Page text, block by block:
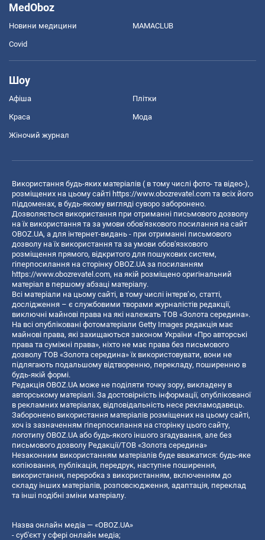
MedOboz
Новини медицини MAMACLUB
Covid
Шоу
Афіша Плітки
Краса Мода
Жіночий журнал
Використання будь-яких матеріалів ( в тому числі фото- та відео-),
розміщених на цьому сайті https://www.obozrevatel.com та всіх його
піддоменах, в будь-якому вигляді суворо заборонено.
Дозволяється використання при отриманні письмового дозволу
на їх використання та за умови обов'язкового посилання на сайт
OBOZ.UA, а для інтернет-видань - при отриманні письмового
дозволу на їх використання та за умови обов'язкового
розміщення прямого, відкритого для пошукових систем,
гіперпосилання на сторінку OBOZ.UA за посиланням
https://www.obozrevatel.com, на якій розміщено оригінальний
матеріал в першому абзаці матеріалу.
Всі матеріали на цьому сайті, в тому числі інтерв’ю, статті,
дослідження – є службовими творами журналістів редакції,
виключні майнові права на які належать ТОВ «Золота середина».
На всі опубліковані фотоматеріали Getty Images редакція має
майнові права, які захищаються законом України «Про авторські
права та суміжні права», ніхто не має права без письмового
дозволу ТОВ «Золота середина» їх використовувати, вони не
підлягають подальшому відтворенню, перекладу, поширенню в
будь-якій формі.
Редакція OBOZ.UA може не поділяти точку зору, викладену в
авторському матеріалі. За достовірність інформації, опублікованої
в рекламних матеріалах, відповідальність несе рекламодавець.
Заборонено використання матеріалів розміщених на цьому сайті,
хоч із зазначенням гіперпосилання на сторінку цього сайту,
логотипу OBOZ.UA або будь-якого іншого згадування, але без
письмового дозволу Редакції/ТОВ «Золота середина»
Незаконним використанням матеріалів буде вважатися: будь-яке
копiювання, публiкацiя, передрук, наступне поширення,
використання, переробка з використанням, включенням до
складу інших матеріалів, розповсюдження, адаптація, переклад
та інші подібні зміни матеріалу.
Назва онлайн медіа — «OBOZ.UA»
- суб'єкт у сфері онлайн медіа;